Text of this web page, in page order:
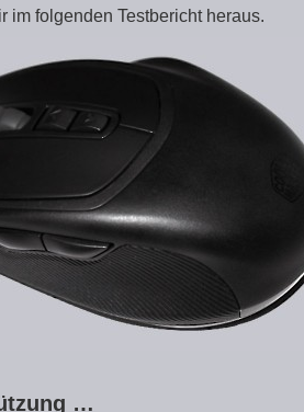
folgenden Testbericht heraus.
…